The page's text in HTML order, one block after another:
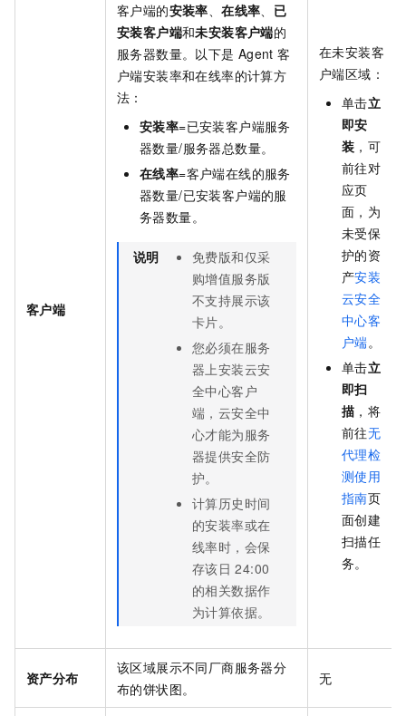
客户端
客户端的安装率、在线率、 已
安装客户端和未安装客户端的
服务器数量。以下是 Agent 客
户端安装率和在线率的计算方
法：
安装率=已安装客户端服务
器数量/服务器总数量。
在线率=客户端在线的服务
器数量/已安装客户端的服
务器数量。
说明
免费版和仅采
购增值服务版
不支持展示该
卡片。
您必须在服务
器上安装云安
全中心客户
端，云安全中
心才能为服务
器提供安全防
护。
计算历史时间
的安装率或在
线率时，会保
存该日 24:00
的相关数据作
为计算依据。
在未安装客
户端区域：
单击立
即安
装 ，可
前往对
应页
面，为
未受保
护的资
产安装
云安全
中心客
户端。
单击立
即扫
描 ，将
前往无
代理检
测使用
指南页
面创建
扫描任
务。
资产分布
该区域展示不同厂商服务器分
布的饼状图。
无